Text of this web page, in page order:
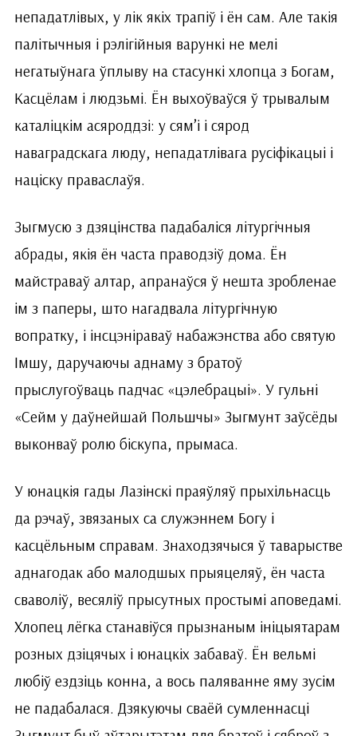
непадатлівых, у лік якіх трапіў і ён сам. Але такія
палітычныя і рэлігійныя варункі не мелі
негатыўнага ўплыву на стасункі хлопца з Богам,
Касцёлам і людзь­мі. Ён выхоўваўся ў трывалым
каталіцкім асяроддзі: у сям’і і сярод
наваградскага люду, непадатлівага русіфікацыі і
націску праваслаўя.
Зыгмусю з дзяцінства падабаліся літургічныя
абрады, якія ён часта праводзіў дома. Ён
майстраваў алтар, апранаўся ў нешта зробленае
ім з паперы, што нагадвала літургічную
вопратку, і інсцэніраваў набажэнства або святую
Імшу, даручаючы аднаму з братоў
прыслугоўваць падчас «цэлебрацыі». У гульні
«Сейм у даўнейшай Польшчы» Зыгмунт заўсёды
выконваў ролю біскупа, прымаса.
У юнацкія гады Лазінскі праяўляў прыхільнасць
да рэчаў, звязаных са служэннем Богу і
касцёльным справам. Знахо­дзячыся ў таварыстве
аднагодак або малодшых прыяцеляў, ён часта
сваволіў, весяліў прысутных простымі аповедамі.
Хлопец лёгка станавіўся прызнаным ініцыятарам
розных дзіцячых і юнацкіх забаваў. Ён вельмі
любіў ездзіць конна, а вось паляванне яму зусім
не падабалася. Дзякуючы сваёй сумленнасці